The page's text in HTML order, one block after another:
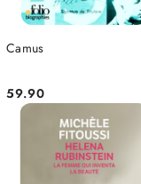
Camus
Cena:
59.90